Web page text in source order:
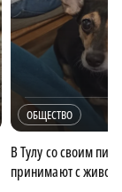
ОБЩЕСТВО
В Тулу со своим
принимают с